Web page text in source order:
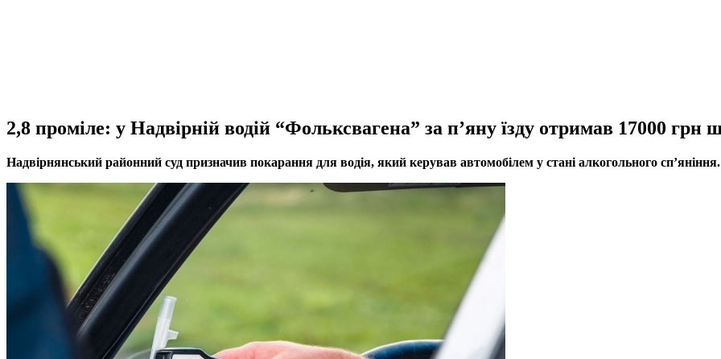
2,8 проміле: у Надвірній водій “Фольксвагена” за п’яну їзду отримав 17000 грн
Надвірнянський районний суд призначив покарання для водія, який керував автомобілем у стані алкогольного сп’яніння.